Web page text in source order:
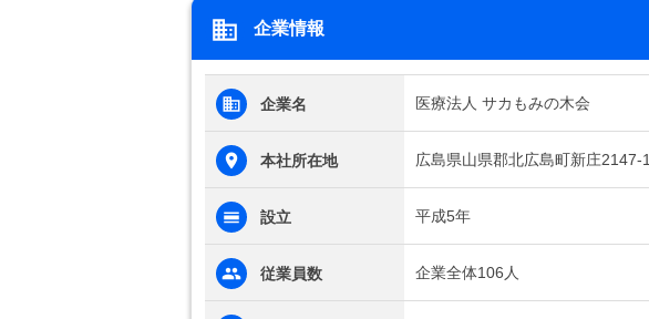
企業情報
企業名 医療法人 サカもみの木会
本社所在地 広島県山県郡北広島町新庄2147-1
設立 平成5年
従業員数 企業全体106人